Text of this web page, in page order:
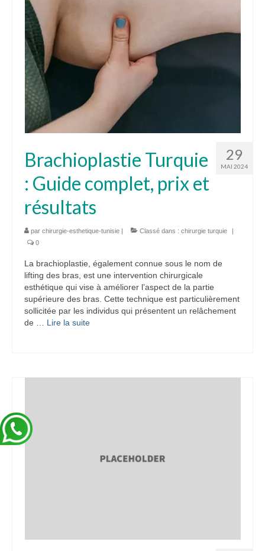
29
MAI 2024
Brachioplastie Turquie
: Guide complet, prix et
résultats
par chirurgie-esthetique-tunisie Classé dans : chirurgie turquie
0
La brachioplastie, également connue sous le nom de
lifting des bras, est une intervention chirurgicale
esthétique qui vise à améliorer l’aspect de la partie
supérieure des bras. Cette technique est particulièrement
sollicitée par les individus qui présentent un relâchement
de … Lire la suite­­